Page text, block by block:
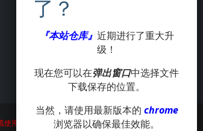
用，請在24小時内刪除。
『本站仓库』 近期进行了重大升
级！
现在您可以在弹出窗口中选择文件
下载保存的位置。
当然，请使用最新版本的 chrome
浏览器以确保最佳效能。